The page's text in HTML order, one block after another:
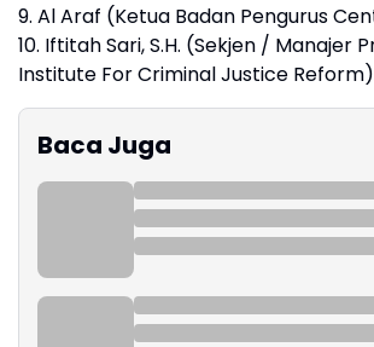
9. Al Araf (Ketua Badan Pengurus
10. Iftitah Sari, S.H. (Sekjen / Manajer
Institute For Criminal Justice
Baca Juga